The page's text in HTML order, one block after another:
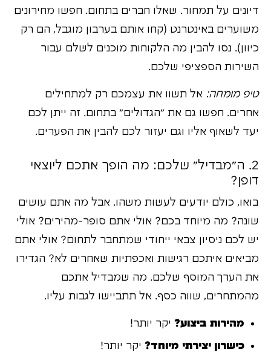
דיונים על תמחור. שאלו חברים בתחום. חפשו מחירונים
משוערים באינטרנט (קחו אותם בערבון מוגבל, הם רק
כיוון). נסו להבין מה הלקוחות מוכנים לשלם עבור
השירות הספציפי שלכם.
טיפ מומחה: אל תשוו את עצמכם רק למתחילים
אחרים. חפשו גם את "הגדולים" בתחום. זה ייתן לכם
יעד לשאוף אליו וגם יעזור לכם להבין את הפערים.
2. ה"מבדיל" שלכם: מה הופך אתכם ליוצאי
דופן?
בואו, כולם יודעים לעשות משהו. אבל מה אתם עושים
שונה? מה מיוחד בכם? אולי אתם סופר-מהירים? אולי
יש לכם ניסיון צבאי ייחודי שמתחבר לתחום? אולי אתם
מביאים איתכם רגישות ואכפתיות שאחרים לא? הגדירו
את הערך המוסף שלכם. מה שמבדיל אתכם
מהמתחרים, שווה כסף. אל תתביישו לגבות עליו.
מהירות ביצוע? יקר יותר!
כישרון יצירתי מיוחד? יקר יותר!